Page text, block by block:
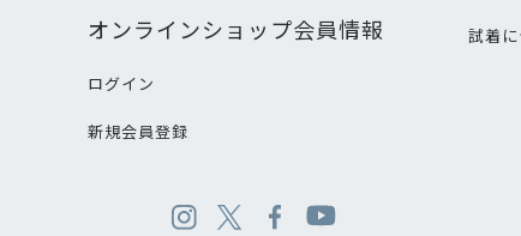
オンラインショップ会員情報
ログイン
新規会員登録
試着